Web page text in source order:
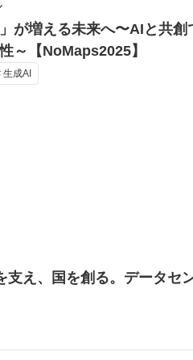
」が増える未来へ〜AIと共創
～【NoMaps2025】
生成AI
支え、国を創る。データセ